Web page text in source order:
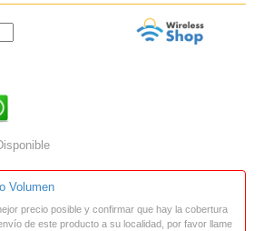
Volumen
precio posible y confirmar que hay la cobertura
de este producto a su localidad, por favor llame